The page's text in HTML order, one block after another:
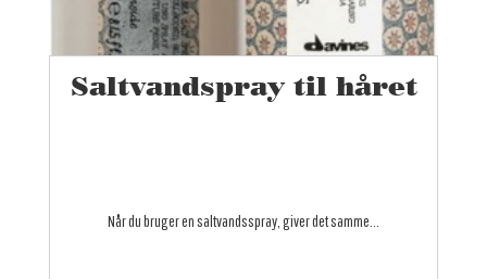
Saltvandspray til håret
Når du bruger en saltvandsspray, giver det samme...